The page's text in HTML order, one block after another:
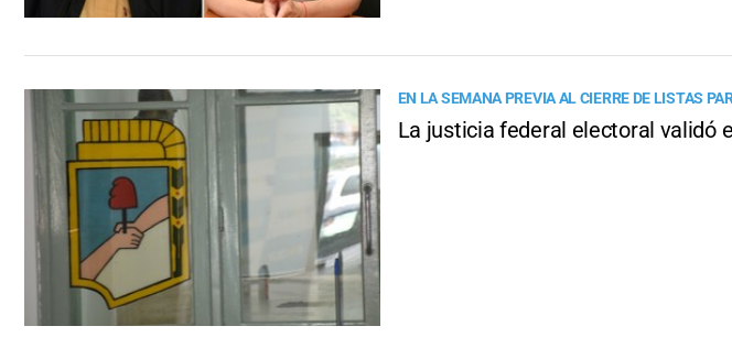
EN LA SEMANA PREVIA AL CIERRE DE LISTAS
La justicia federal electoral validó